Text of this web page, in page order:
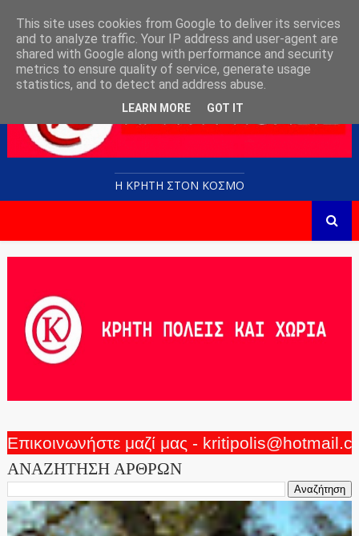
Η ΚΡΗΤΗ ΣΤΟN KOΣΜΟ
Επικοινωνήστε μαζί μας -
ΑΝΑΖΗΤΗΣΗ ΑΡΘΡΩΝ
This site uses cookies from Google to deliver its services
and to analyze traffic. Your IP address and user-agent are
shared with Google along with performance and security
metrics to ensure quality of service, generate usage
statistics, and to detect and address abuse.
LEARN MORE GOT IT